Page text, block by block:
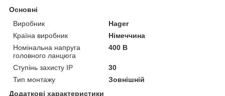
Основні
Виробник
Hager
Країна виробник
Німеччина
Номінальна напруга
головного ланцюга
400 В
Ступінь захисту IP
30
Тип монтажу
Зовнішній
Додаткові характеристики